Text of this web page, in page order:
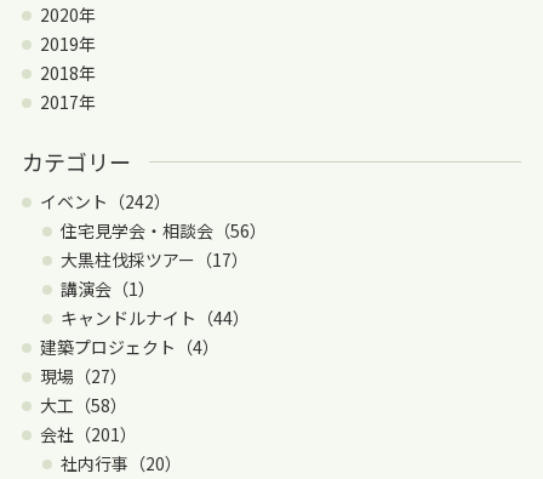
2020年
2019年
2018年
2017年
カテゴリー
イベント（242）
住宅見学会・相談会（56）
大黒柱伐採ツアー（17）
講演会（1）
キャンドルナイト（44）
建築プロジェクト（4）
現場（27）
大工（58）
会社（201）
社内行事（20）